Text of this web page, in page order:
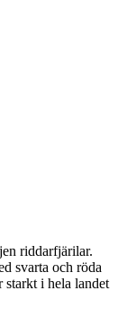
riddarfjärilar.
svarta och röda
starkt i hela landet